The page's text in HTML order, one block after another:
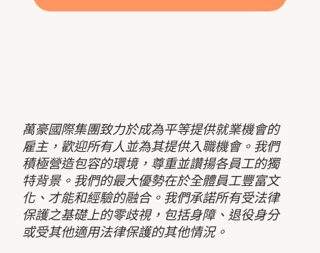
萬豪國際集團致力於成為平等提供就業機會的
雇主，歡迎所有人並為其提供入職機會。我們
積極營造包容的環境，尊重並讚揚各員工的獨
特背景。我們的最大優勢在於全體員工豐富文
化、才能和經驗的融合。我們承諾所有受法律
保護之基礎上的零歧視，包括身障、退役身分
或受其他適用法律保護的其他情況。